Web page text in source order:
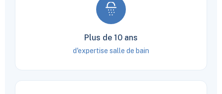
Plus de 10 ans
d'expertise salle de bain